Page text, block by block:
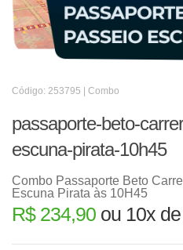
Código: 253795 | Combo
passaporte-beto-
escuna-pirata-10h45
Combo Passaporte Beto
Escuna Pirata às 10H45
R$ 234,90 ou 10x